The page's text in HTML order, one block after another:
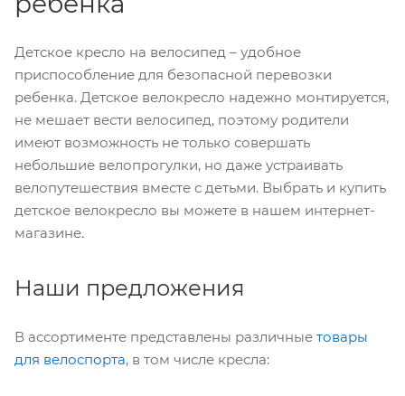
Детское кресло на велосипед – удобное
приспособление для безопасной перевозки
ребенка. Детское велокресло надежно монтируется,
не мешает вести велосипед, поэтому родители
имеют возможность не только совершать
небольшие велопрогулки, но даже устраивать
велопутешествия вместе с детьми. Выбрать и купить
детское велокресло вы можете в нашем интернет-
магазине.
Наши предложения
В ассортименте представлены различные товары
для велоспорта, в том числе кресла: